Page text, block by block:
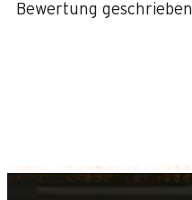
Bewertung